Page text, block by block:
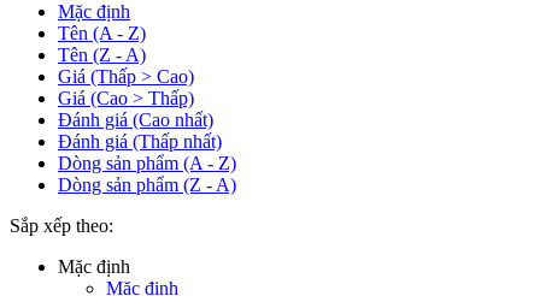
Mặc định
Tên (A - Z)
Tên (Z - A)
Giá (Thấp > Cao)
Giá (Cao > Thấp)
Đánh giá (Cao nhất)
Đánh giá (Thấp nhất)
Dòng sản phẩm (A - Z)
Dòng sản phẩm (Z - A)
Sắp xếp theo:
Mặc định
Mặc định